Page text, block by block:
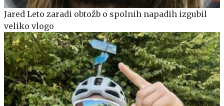
Jared Leto zaradi obtožb o spolnih napadih izgubil
veliko vlogo